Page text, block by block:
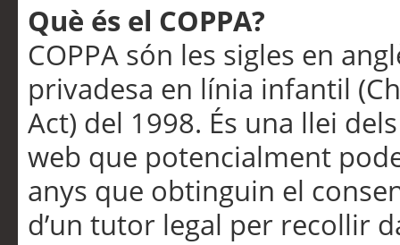
Què és el COPPA?
COPPA són les sigles en
privadesa en línia infantil
Act) del 1998. És una llei
web que potencialment
anys que obtinguin el
d’un tutor legal per recollir